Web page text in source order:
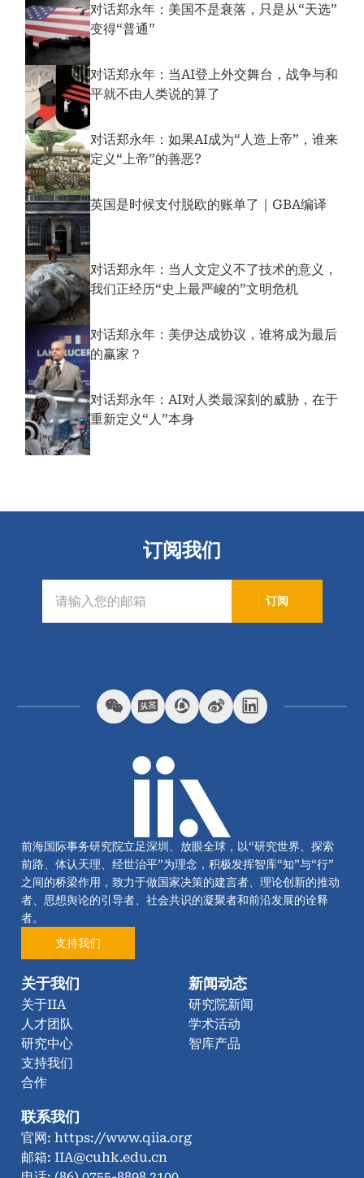
对话郑永年：美国不是衰落，只是从“天选”
变得“普通”
对话郑永年：当AI登上外交舞台，战争与和
平就不由人类说的算了
对话郑永年：如果AI成为“人造上帝”，谁来
定义“上帝”的善恶?
英国是时候支付脱欧的账单了｜GBA编译
对话郑永年：当人文定义不了技术的意义，
我们正经历“史上最严峻的”文明危机
对话郑永年：美伊达成协议，谁将成为最后
的赢家？
对话郑永年：AI对人类最深刻的威胁，在于
重新定义“人”本身
订阅我们
订阅
前海国际事务研究院立足深圳、放眼全球，以“研究世界、探索
前路、体认天理、经世治平”为理念，积极发挥智库“知”与“行”
之间的桥梁作用，致力于做国家决策的建言者、理论创新的推动
者、思想舆论的引导者、社会共识的凝聚者和前沿发展的诠释
者。
支持我们
关于我们
关于IIA
人才团队
研究中心
支持我们
合作
新闻动态
研究院新闻
学术活动
智库产品
联系我们
官网: https://www.qiia.org
邮箱: IIA@cuhk.edu.cn